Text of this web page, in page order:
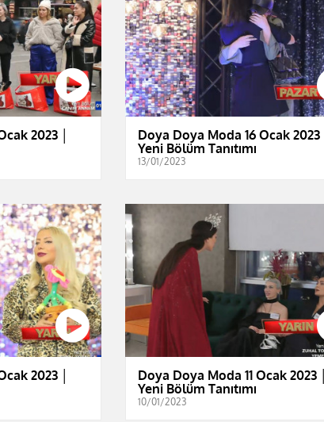
2023 │
Doya Doya Moda 16 Ocak 2023 │
Yeni Bölüm Tanıtımı
13/01/2023
2023 │
Doya Doya Moda 11 Ocak 2023 │
Yeni Bölüm Tanıtımı
10/01/2023